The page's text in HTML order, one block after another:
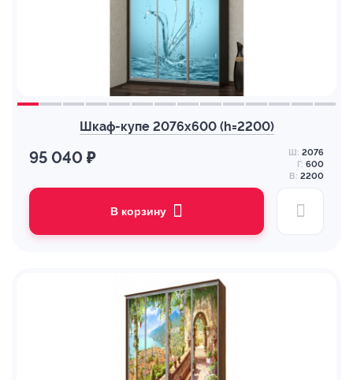
Шкаф-купе 2076х600 (h=2200)
95 040 ₽ Ш: 2076
Г: 600
В: 2200
В корзину